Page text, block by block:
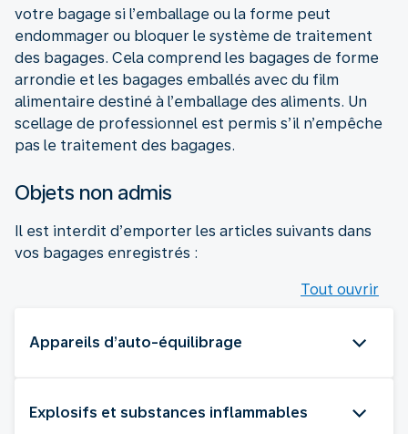
votre bagage si l’emballage ou la forme peut
endommager ou bloquer le système de traitement
des bagages. Cela comprend les bagages de forme
arrondie et les bagages emballés avec du film
alimentaire destiné à l’emballage des aliments. Un
scellage de professionnel est permis s’il n’empêche
pas le traitement des bagages.
Objets non admis
Il est interdit d’emporter les articles suivants dans
vos bagages enregistrés :
Tout ouvrir
Appareils d’auto-équilibrage
Explosifs et substances inflammables